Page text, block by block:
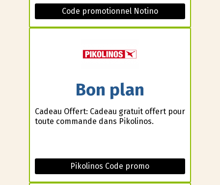
Code promotionnel Notino
Bon plan
Cadeau Offert: Cadeau gratuit offert pour
toute commande dans Pikolinos.
Pikolinos Code promo